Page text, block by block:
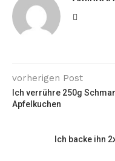
vorherigen Post
Ich verrühre 250g
Apfelkuchen
Ich backe ihn